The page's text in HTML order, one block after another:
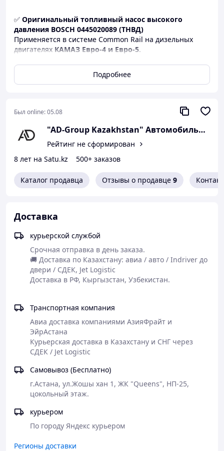
✅ Оригинальный топливный насос высокого
давления BOSCH 0445020089 (ТНВД)
Применяется в системе Common Rail на дизельных
двигателях КАМАЗ Евро-4 и Евро-5.
🔸OEM-номера:
BOSCH 0445020089, 0445020081,
КАМАЗ 201149059
• КАМАЗ 740.70-280, 740.75-440 (Евро-4, Евро-5)
💎 В наличии оригиналы и суперкопии высочайшего
качества — Германия, Турция, Россия, Китай.
🚚Доставка:по всему Казахстану (авиа, авто, курьер),
💳Оплата:Kaspi, Kaspi-рассрочка, безнал с НДС,
📱Напишите в WhatsApp
🔹AD-Group Kazakhstan — поставщик топливных систем
с 2018 года. Гарантия качества и точность подбора.
Подробнее
Был online:05.08
"AD-Group Kazakhstan" Автомобильные
Рейтинг не сформирован
8 лет на Satu.kz
500+ заказов
Каталог продавца Отзывы о продавце 9
Доставка
курьерской службой
Срочная отправка в день заказа.
🚚 Доставка по Казахстану: авиа / авто / Indriver до
двери / СДЕК, Jet Logistic
Транспортная компания
Авиа доставка компаниями АзияФрайт и
ЭйрАстана
Курьерская доставка в Казахстану и СНГ через
СДЕК / Jet Logistic
Самовывоз (Бесплатно)
г.Астана, ул.Жошы хан 1, ЖК "Queens", НП-25,
цокольный этаж.
курьером
По городу Яндекс курьером
Регионы доставки